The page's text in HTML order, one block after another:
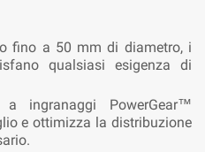
fino a 50 mm di diametro, i
qualsiasi esigenza di
a ingranaggi PowerGear™
e ottimizza la distribuzione